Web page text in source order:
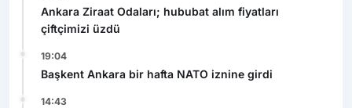
Ankara Ziraat Odaları; hububat alım fiyatları
çiftçimizi üzdü
19:04
Başkent Ankara bir hafta NATO iznine girdi
14:43